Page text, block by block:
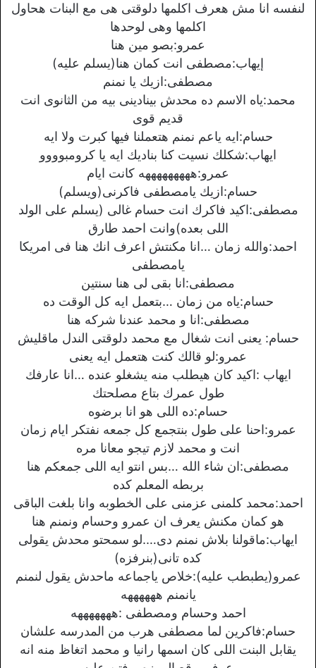
لنفسه انا مش هعرف اكلمها دلوقتى هى مع البنات هحاول
اكلمها وهى لوحدها
عمرو:بصو مين هنا
إيهاب:مصطفى انت كمان هنا(يسلم عليه)
مصطفى:ازيك يا نمنم
محمد:ياه الاسم ده محدش بينادينى بيه من الثانوى انت
قديم قوى
حسام:ايه ياعم نمنم هتعملنا فيها كبرت ولا ايه
ايهاب:شكلك نسيت كنا بناديك ايه يا كرومبوووو
عمرو:هههههههههه كانت ايام
حسام:ازيك يامصطفى فاكرنى(ويسلم)
مصطفى:اكيد فاكرك انت حسام غالى (يسلم على الولد
اللى بعده)وانت احمد طارق
احمد:والله زمان …انا مكنتش اعرف انك هنا فى امريكا
يامصطفى
مصطفى:انا بقى لى هنا سنتين
حسام:ياه من زمان …بتعمل ايه كل الوقت ده
مصطفى:انا و محمد عندنا شركه هنا
حسام: يعنى انت شغال مع محمد دلوقتى الندل ماقليش
عمرو:لو قالك كنت هتعمل ايه يعنى
ايهاب :اكيد كان هيطلب منه يشغلو عنده …انا عارفك
طول عمرك بتاع مصلحتك
حسام:ده اللى هو انا برضوه
عمرو:احنا على طول بنتجمع كل جمعه نفتكر ايام زمان
انت و محمد لازم تيجو معانا مره
مصطفى:ان شاء الله …بس انتو ايه اللى جمعكم هنا
بربطه المعلم كده
احمد:محمد كلمنى عزمنى على الخطوبه وانا بلغت الباقى
هو كمان مكنش يعرف ان عمرو وحسام ونمنم هنا
ايهاب:ماقولنا بلاش نمنم دى….لو سمحتو محدش يقولى
كده تانى(بنرفزه)
عمرو(يطبطب عليه):خلاص ياجماعه ماحدش يقول لنمنم
يانمنم ههههههه
احمد وحسام ومصطفى :هههههههه
حسام:فاكرين لما مصطفى هرب من المدرسه علشان
يقابل البنت اللى كان اسمها رانيا و محمد اتغاظ منه انه